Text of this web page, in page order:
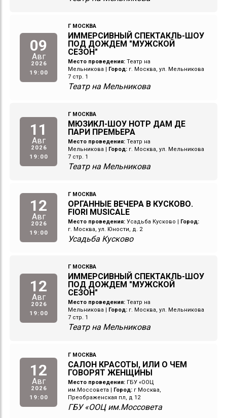
09
Авг
2026
19:00
Г МОСКВА
ИММЕРСИВНЫЙ СПЕКТАКЛЬ-ШОУ
ПОД ДОЖДЕМ "МУЖСКОЙ
СЕЗОН"
Место проведения: Театр на
Мельникова | Город: г. Москва, ул. Мельникова
7 стр. 1
Театр на Мельникова
11
Авг
2026
19:00
Г МОСКВА
МЮЗИКЛ-ШОУ НОТР ДАМ ДЕ
ПАРИ ПРЕМЬЕРА
Место проведения: Театр на
Мельникова | Город: г. Москва, ул. Мельникова
7 стр. 1
Театр на Мельникова
12
Авг
2026
19:00
Г МОСКВА
ОРГАННЫЕ ВЕЧЕРА В КУСКОВО.
FIORI MUSICALE
Место проведения: Усадьба Кусково | Город:
г. Москва, ул. Юности, д. 2
Усадьба Кусково
12
Авг
2026
19:00
Г МОСКВА
ИММЕРСИВНЫЙ СПЕКТАКЛЬ-ШОУ
ПОД ДОЖДЕМ "МУЖСКОЙ
СЕЗОН"
Место проведения: Театр на
Мельникова | Город: г. Москва, ул. Мельникова
7 стр. 1
Театр на Мельникова
12
Авг
2026
19:00
Г МОСКВА
САЛОН КРАСОТЫ, ИЛИ О ЧЕМ
ГОВОРЯТ ЖЕНЩИНЫ
Место проведения: ГБУ «ООЦ
им.Моссовета | Город: г Москва,
Преображенская пл, д 12
ГБУ «ООЦ им.Моссовета